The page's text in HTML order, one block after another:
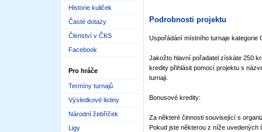
Historie kuliček
Časté dotazy
Členství v ČKS
Facebook
Pro hráče
Termíny turnajů
Výsledkové listiny
Národní žebříček
Ligy
Podrobnosti projektu
Uspořádání místního turnaje kategorie
Jakožto hlavní pořadatel získáte 250
kredity přihlásit pomocí projektu s
turnaji.
Bonusové kredity:
Za některé činnosti související s
Pokud jste některou z níže uvedených